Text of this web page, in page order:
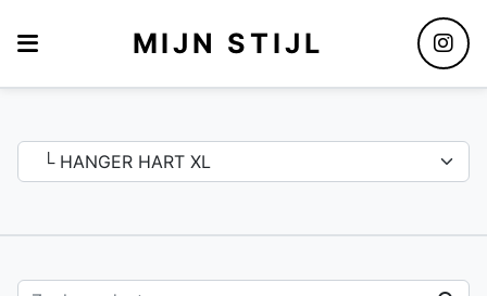
MIJN STIJL
Assortiment